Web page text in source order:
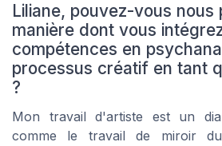
Liliane, pouvez-vous nous
manière dont vous
compétences en
processus créatif en tant
?
Mon travail d'artiste est un
comme le travail de miroir